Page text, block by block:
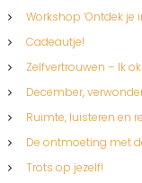
Workshop ‘Ontdek je
Cadeautje!
Zelfvertrouwen – Ik ok!
December,
Ruimte, luisteren en
De ontmoeting met
Trots op jezelf!